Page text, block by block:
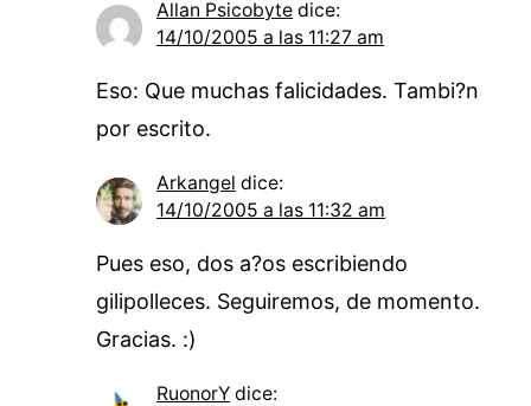
Allan Psicobyte dice:
14/10/2005 a las 11:27 am
Eso: Que muchas falicidades. Tambi?n
por escrito.
Arkangel dice:
14/10/2005 a las 11:32 am
Pues eso, dos a?os escribiendo
gilipolleces. Seguiremos, de momento.
Gracias. :)
RuonorY dice: